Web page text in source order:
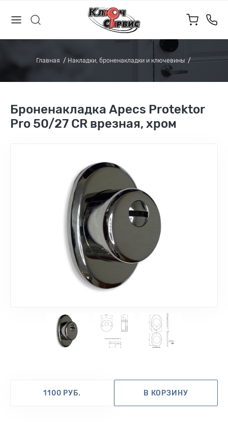
Главная Накладки, броненакладки и ключевины
Броненакладка Apecs Protektor
Pro 50/27 CR врезная, хром
2 3
1100 РУБ. В КОРЗИНУ